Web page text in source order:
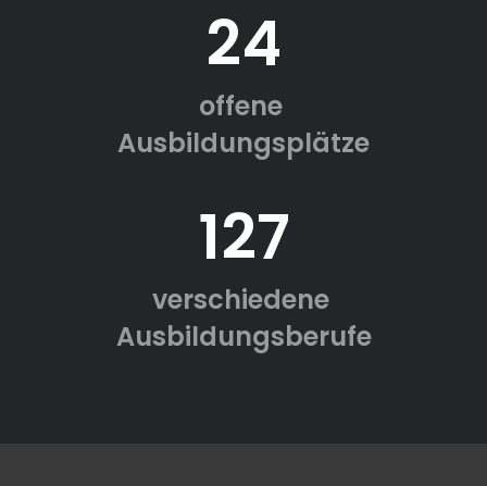
24
offene
Ausbildungsplätze
127
verschiedene
Ausbildungsberufe